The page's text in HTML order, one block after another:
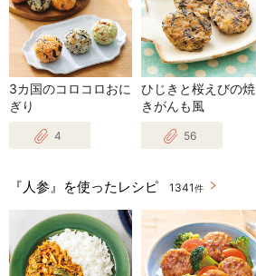
3カ国のコロコロおに
ぎり
4
ひじきと桜えびの焼
きがんも風
56
『人参』を使ったレシピ 1341 件